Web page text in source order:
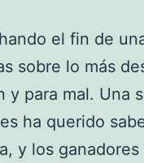
el fin de
sobre lo más
y para mal. Una
ha querido
y los